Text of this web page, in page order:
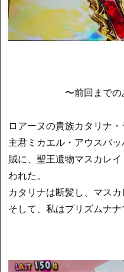
〜前回までのあ
ロアーヌの貴族カタリナ
主君ミカエル・アウスバ
賊に、聖王遺物マスカレ
われた。
カタリナは断髪し、マス
そして、私はプリズムナナ